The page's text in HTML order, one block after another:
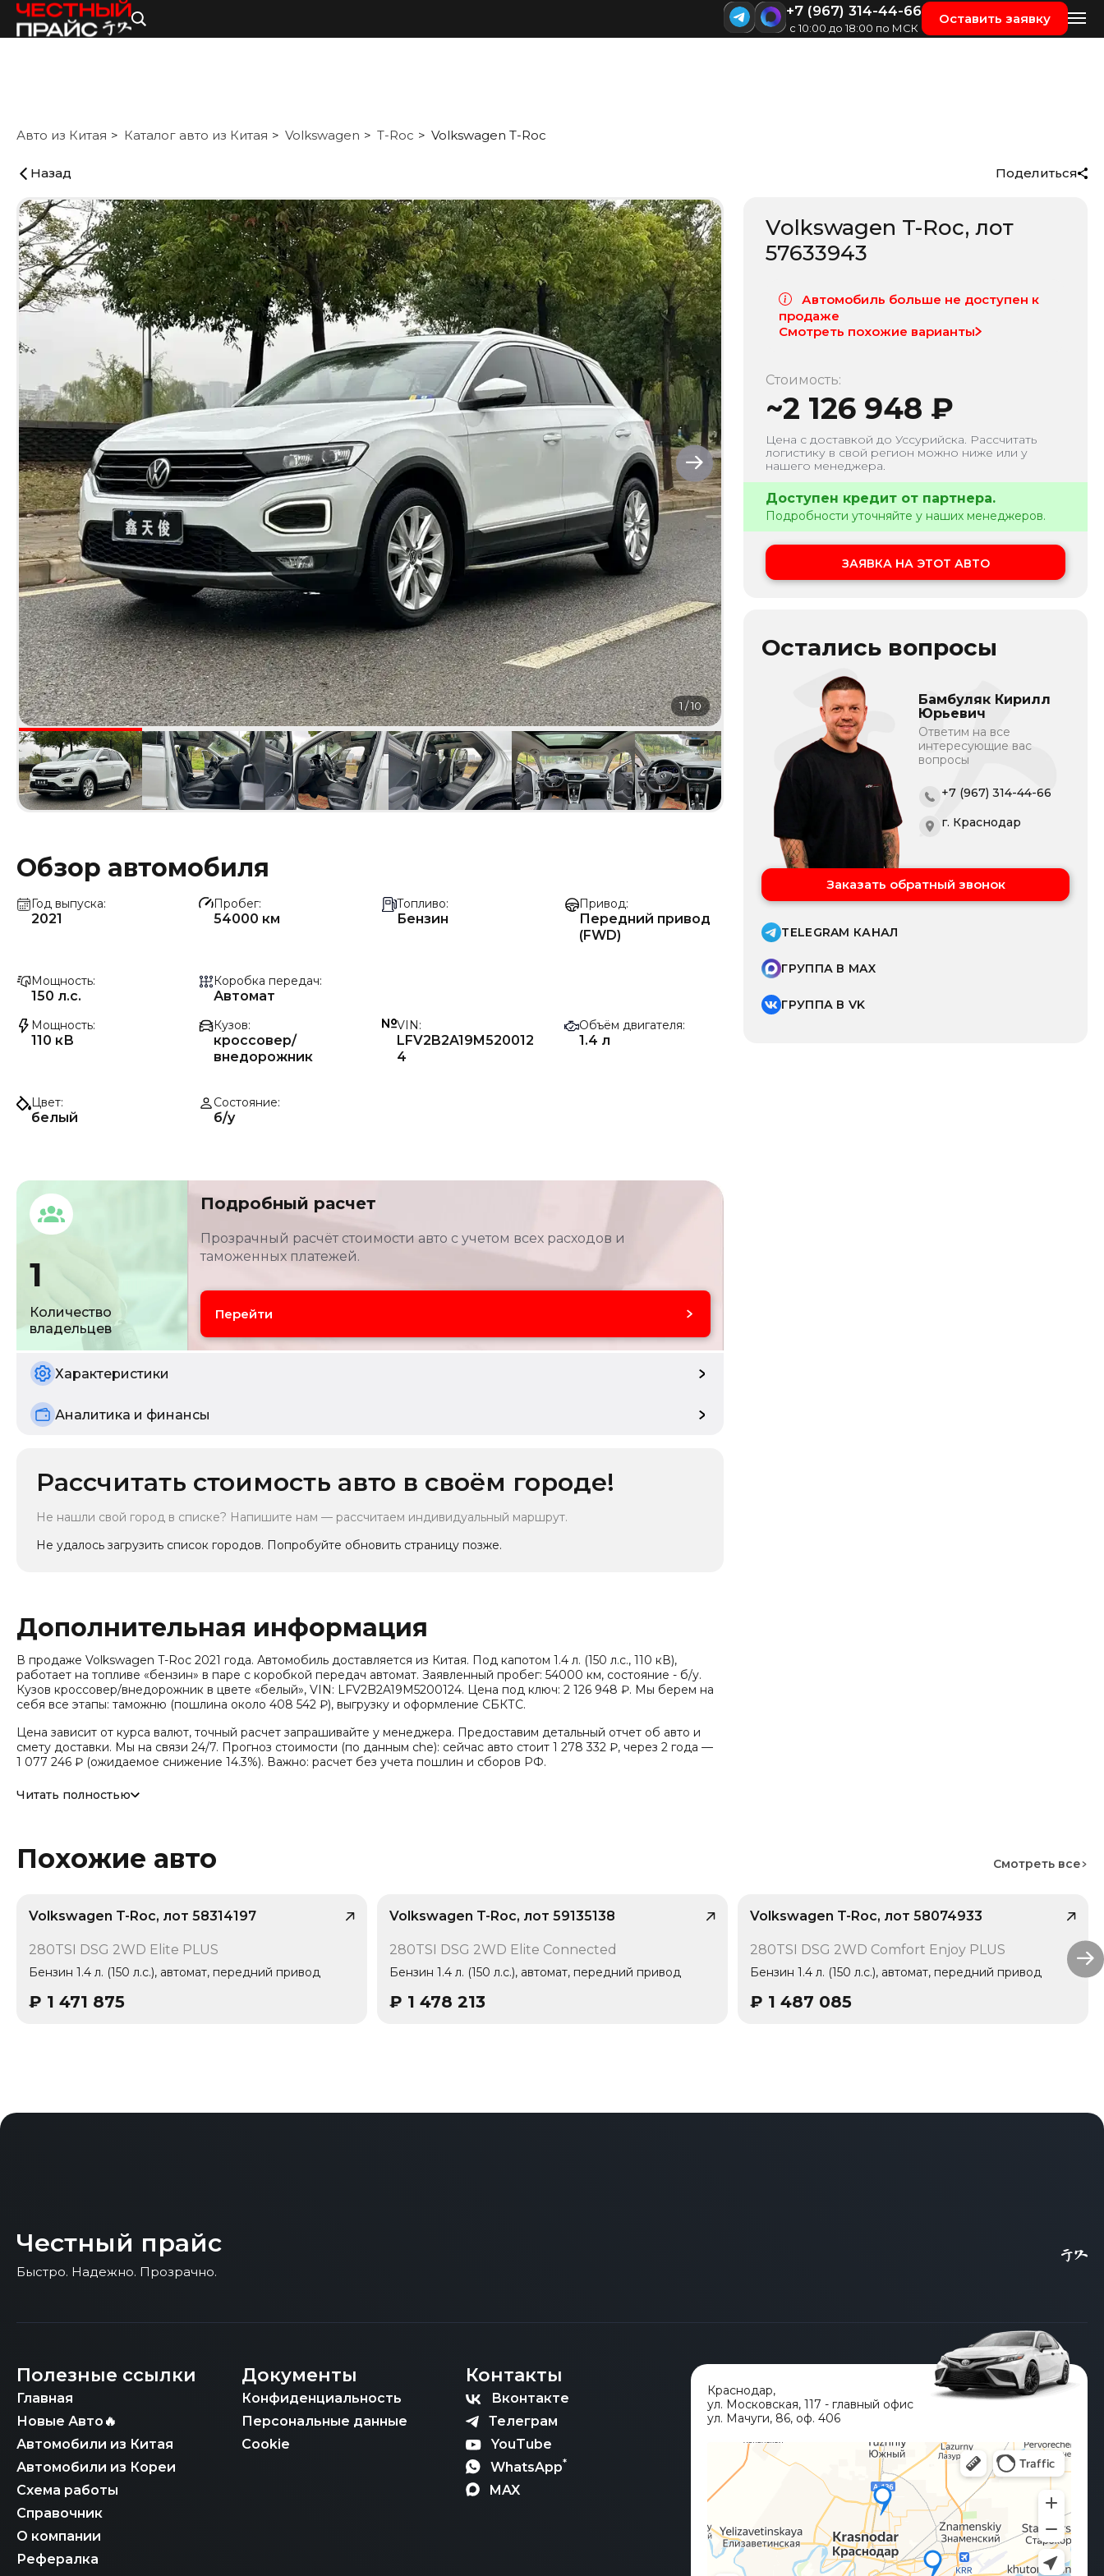
+7 (967) 314-44-66
с 10:00 до 18:00 по МСК
Оставить заявку
Авто из Китая Каталог авто из Китая Volkswagen T-Roc Volkswagen T-Roc
Назад Поделиться
1/10
Обзор автомобиля
Год выпуска
2021
Пробег
54000 км
Топливо
Бензин
Привод
Передний привод
(FWD)
Мощность
150 л.с.
Коробка передач
Автомат
Мощность
110 кВ
Кузов
кроссовер/
внедорожник
VIN
LFV2B2A19M520012
4
Объём двигателя
1.4 л
Цвет
белый
Состояние
б/у
1
Количество
владельцев
Подробный расчет
Прозрачный расчёт стоимости авто с учетом всех расходов и
таможенных платежей.
Перейти
Характеристики
Аналитика и финансы
Рассчитать стоимость авто в своём городе!
Не нашли свой город в списке? Напишите нам — рассчитаем индивидуальный маршрут.
Не удалось загрузить список городов. Попробуйте обновить страницу позже.
Дополнительная информация
В продаже Volkswagen T-Roc 2021 года. Автомобиль доставляется из Китая. Под капотом 1.4 л. (150 л.с., 110 кВ),
работает на топливе «бензин» в паре с коробкой передач автомат. Заявленный пробег: 54000 км, состояние - б/у.
Кузов кроссовер/внедорожник в цвете «белый», VIN: LFV2B2A19M5200124. Цена под ключ: 2 126 948 ₽. Мы берем на
себя все этапы: таможню (пошлина около 408 542 ₽), выгрузку и оформление СБКТС.
Цена зависит от курса валют, точный расчет запрашивайте у менеджера. Предоставим детальный отчет об авто и
смету доставки. Мы на связи 24/7. Прогноз стоимости (по данным che): сейчас авто стоит 1 278 332 ₽, через 2 года —
1 077 246 ₽ (ожидаемое снижение 14.3%). Важно: расчет без учета пошлин и сборов РФ.
Модель относится к классу «Компактный кроссовер (SUV)» (эко-стандарт Китай VI), заводская гарантия - 3 года или
комплектации: Крепление детских кресел (ISOFIX), Система автоудержания (Auto Hold), Беспроводная связь
(Bluetooth) / телефон, Подключённый авто, Дополнительное освещение поворотов, Фильтр тонкой очистки (PM2.5),
Читать полностью
Volkswagen T-Roc, лот
57633943
Автомобиль больше не доступен к
продаже
Смотреть похожие варианты
Стоимость:
~2 126 948 ₽
Цена с доставкой до Уссурийска. Рассчитать
логистику в свой регион можно ниже или у
нашего менеджера.
Доступен кредит от партнера.
Подробности уточняйте у наших менеджеров.
ЗАЯВКА НА ЭТОТ АВТО
Остались вопросы
Бамбуляк Кирилл
Юрьевич
Ответим на все
интересующие вас
вопросы
+7 (967) 314-44-66
г. Краснодар
Заказать обратный звонок
TELEGRAM КАНАЛ
ГРУППА В MAX
ГРУППА В VK
Похожие авто Смотреть все
Volkswagen T-Roc, лот 58314197
280TSI DSG 2WD Elite PLUS
Бензин 1.4 л. (150 л.с.), автомат, передний привод
₽ 1 471 875
Volkswagen T-Roc, лот 59135138
1 владелец
280TSI DSG 2WD Elite Connected
Бензин 1.4 л. (150 л.с.), автомат, передний привод
₽ 1 478 213
Volkswagen T-Roc, лот 58074933
1 владелец
280TSI DSG 2WD Comfort Enjoy PLUS
Бензин 1.4 л. (150 л.с.), автомат, передний привод
₽ 1 487 085
Честный прайс
Быстро. Надежно. Прозрачно.
Полезные ссылки
Главная
Новые Авто🔥
Автомобили из Китая
Автомобили из Кореи
Схема работы
Справочник
О компании
Рефералка
Документы
Конфиденциальность
Персональные данные
Cookie
Контакты
Вконтакте
Телеграм
YouTube
WhatsApp*
MAX
Краснодар,
ул. Московская, 117 - главный офис
ул. Мачуги, 86, оф. 406